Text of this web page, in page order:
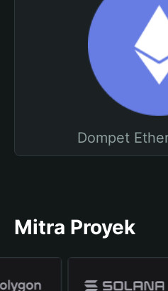
Dompet
Mitra Proyek